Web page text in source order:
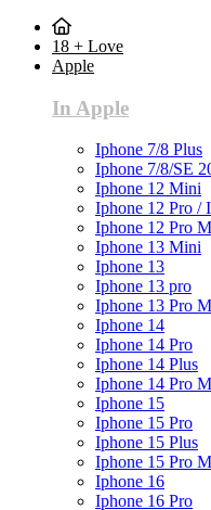
18 + Love
Apple
In Apple
Iphone 7/8 Plus
Iphone 7/8/SE
Iphone 12 Mini
Iphone 12 Pro /
Iphone 12 Pro
Iphone 13 Mini
Iphone 13
Iphone 13 pro
Iphone 13 Pro
Iphone 14
Iphone 14 Pro
Iphone 14 Plus
Iphone 14 Pro
Iphone 15
Iphone 15 Pro
Iphone 15 Plus
Iphone 15 Pro
Iphone 16
Iphone 16 Pro